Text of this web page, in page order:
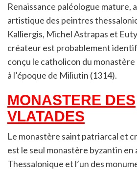
Renaissance paléologue mature,
artistique des peintres
Kalliergis, Michel Astrapas et
créateur est probablement
conçu le catholicon du
à l’époque de Miliutin (1314).
MONASTERE DES
VLATADES
Le monastère saint patriarcal et
est le seul monastère byzantin en
Thessalonique et l’un des